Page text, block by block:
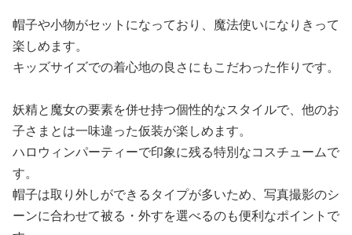
帽子や小物がセットになっており、魔法使いになりきって
楽しめます。
キッズサイズでの着心地の良さにもこだわった作りです。
妖精と魔女の要素を併せ持つ個性的なスタイルで、他のお
子さまとは一味違った仮装が楽しめます。
ハロウィンパーティーで印象に残る特別なコスチュームで
す。
帽子は取り外しができるタイプが多いため、写真撮影のシ
ーンに合わせて被る・外すを選べるのも便利なポイントで